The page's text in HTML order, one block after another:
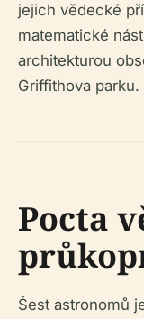
jejich vědecké
matematické
architekturou
Griffithova parku.
Pocta
Šest astronomů